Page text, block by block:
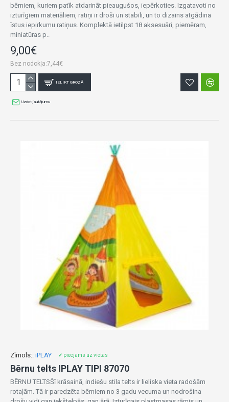
bērniem, kuriem patīk atdarināt pieaugušos, iepērkoties. Izgatavoti no
izturīgiem materiāliem, ratiņi ir droši un stabili, un to dizains atgādina
īstus iepirkumu ratiņus. Komplektā ietilpst 18 aksesuāri, piemēram,
miniatūras p..
9,00€
Bez nodokļa:7,44€
IELIKT GROZĀ
Uzdot jautājumu
Zīmols:: iPLAY ✔ pieejams uz vietas
Bērnu telts IPLAY TIPI 87070
BĒRNU TELTSŠī krāsainā, indiešu stila telts ir lieliska vieta radošām
rotaļām. Tā ir paredzēta bērniem no 3 gadu vecuma un nodrošina